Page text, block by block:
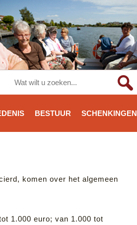
BESTUUR SCHENKINGEN
komen over het algemeen
1.000 euro; van 1.000 tot